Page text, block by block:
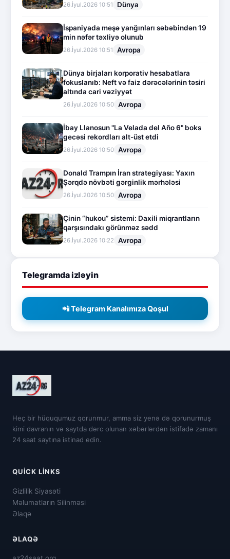
26.İyul.2026 10:51 Dünya
İspaniyada meşə yanğınları səbəbindən 19
min nəfər təxliyə olunub
26.İyul.2026 10:51 Avropa
Dünya birjaları korporativ hesabatlara
fokuslanıb: Neft və faiz dərəcələrinin təsiri
altında cari vəziyyət
26.İyul.2026 10:50 Avropa
İbay Llanosun "La Velada del Año 6" boks
gecəsi rekordları alt-üst etdi
26.İyul.2026 10:50 Avropa
Donald Trampın İran strategiyası: Yaxın
Şərqdə növbəti gərginlik mərhələsi
26.İyul.2026 10:50 Avropa
Çinin “hukou” sistemi: Daxili miqrantların
qarşısındakı görünməz sədd
26.İyul.2026 10:22 Avropa
Telegramda izləyin
📲 Telegram Kanalımıza Qoşul
Heç bir hüququmuz qorunmur, amma siz yenə də qorunurmuş
kimi davranın və saytda dərc olunan xəbərlərdən istifadə zamanı
24 saat saytına istinad edin.
QUICK LINKS
Gizlilik Siyasəti
Məlumatların Silinməsi
Əlaqə
ƏLAQƏ